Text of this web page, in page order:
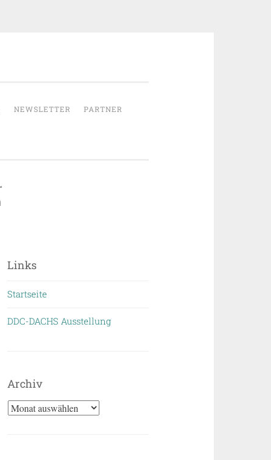
NEWSLETTER PARTNER
Links
Startseite
DDC-DACHS Ausstellung
Archiv
Archiv